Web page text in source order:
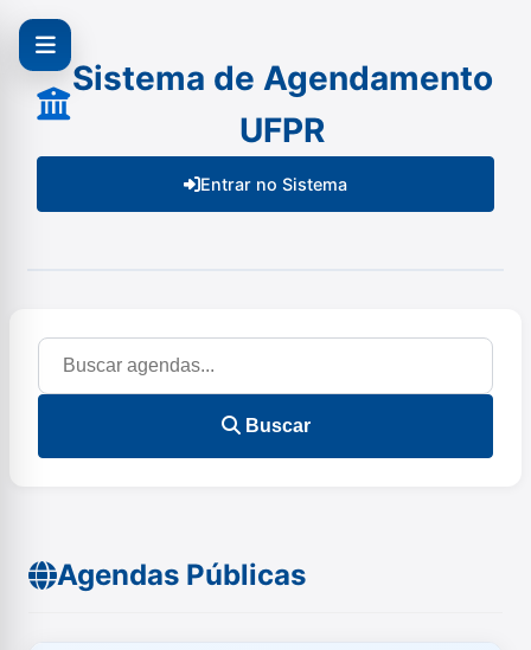
Sistema de Agendamento
UFPR
Entrar no Sistema
Buscar
Agendas Públicas